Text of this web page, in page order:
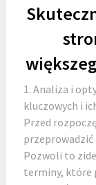
1. Analiza i
kluczowych i
Przed
przeprowadzić
Pozwoli to
terminy, które